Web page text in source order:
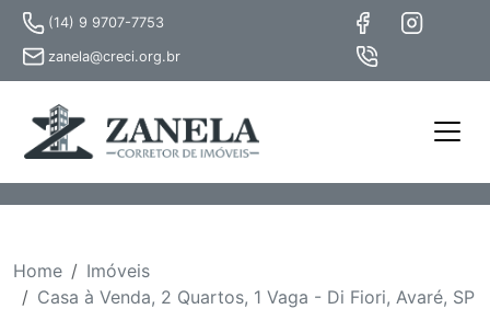
(14) 9 9707-7753
zanela@creci.org.br
Home
Imóveis
Casa à Venda, 2 Quartos, 1 Vaga - Di Fiori, Avaré, SP